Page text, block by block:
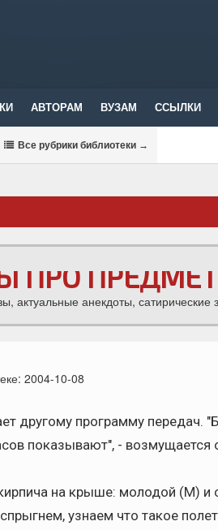
АВТОРАМ ВУЗАМ ССЫЛКИ
Все рубрики библиотеки →
ПРО
актуальные анекдоты,
2004-10-08
другому программу передач.
показывают", - возмущается
на крыше: молодой (М) и
узнаем что такое